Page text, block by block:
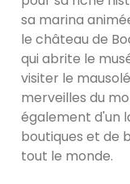
sa marina
le château de
qui abrite le
visiter le
merveilles du
également d'un
boutiques et de
tout le monde.